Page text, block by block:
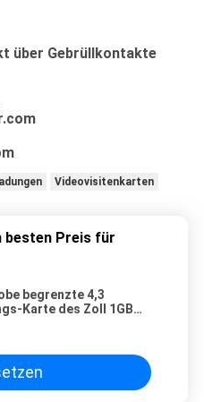
über Gebrüllkontakte
Videovisitenkarten
besten Preis für
begrenzte 4,3
Karte des Zoll 1GB